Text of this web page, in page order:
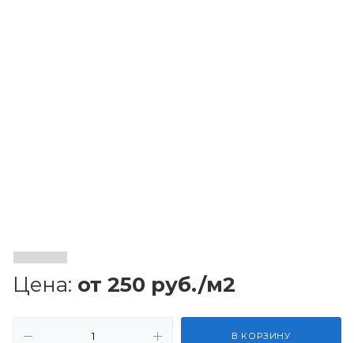
Цена: от 250 руб./м2
В КОРЗИНУ